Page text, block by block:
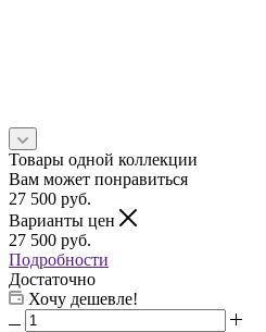
Товары одной коллекции
Вам может понравиться
27 500 руб.
Варианты цен
27 500 руб.
Подробности
Достаточно
Хочу дешевле!